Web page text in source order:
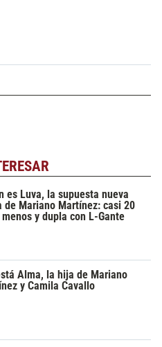
es Luva, la supuesta nueva
de Mariano Martínez: casi 20
y dupla con L-Gante
Alma, la hija de Mariano
y Camila Cavallo